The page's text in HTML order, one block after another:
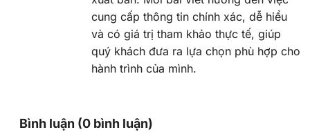
cung cấp thông tin chính xác, dễ hiểu
và có giá trị tham khảo thực tế, giúp
quý khách đưa ra lựa chọn phù hợp cho
hành trình của mình.
Bình luận (0 bình luận)